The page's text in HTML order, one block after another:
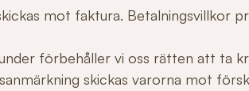
mot faktura. Betalningsvillkor
förbehåller vi oss rätten att ta
skickas varorna mot